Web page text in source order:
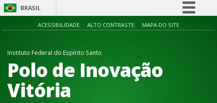
BRASIL
Simplifique!
Acesso à informação
ACESSIBILIDADE ALTO CONTRASTE MAPA DO SITE
Instituto Federal do Espírito Santo
Polo de Inovação
Vitória